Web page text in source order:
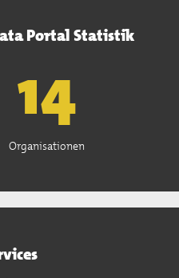
Portal Statistik
15
Organisationen